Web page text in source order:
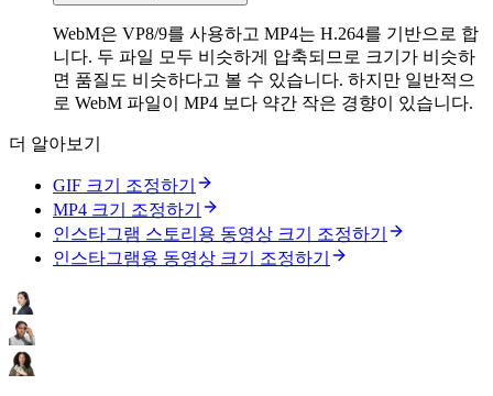
WebM은 VP8/9를 사용하고 MP4는 H.264를 기반으로 합
니다. 두 파일 모두 비슷하게 압축되므로 크기가 비슷하
면 품질도 비슷하다고 볼 수 있습니다. 하지만 일반적으
로 WebM 파일이 MP4 보다 약간 작은 경향이 있습니다.
더 알아보기
GIF 크기 조정하기
MP4 크기 조정하기
인스타그램 스토리용 동영상 크기 조정하기
인스타그램용 동영상 크기 조정하기